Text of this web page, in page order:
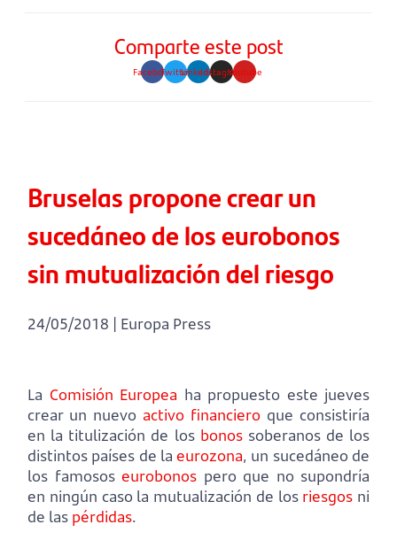
Comparte este post
FacebookTwitterLinkedinInstagramYoutube
Bruselas propone crear un
sucedáneo de los eurobonos
sin mutualización del riesgo
24/05/2018 | Europa Press
La Comisión Europea ha propuesto este jueves
crear un nuevo activo financiero que consistiría
en la titulización de los bonossoberanos de los
distintos países de laeurozona, un sucedáneo de
los famosos eurobonos pero que no supondría
en ningún caso la mutualización de los riesgos ni
de las pérdidas.